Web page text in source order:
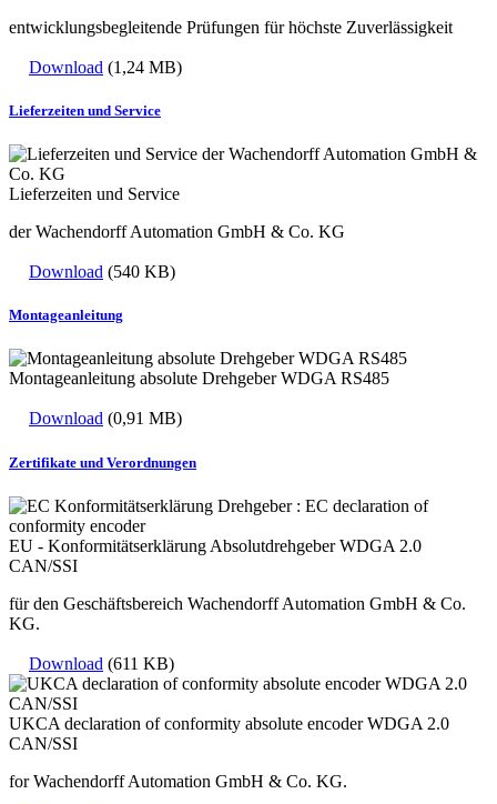
entwicklungsbegleitende Prüfungen für höchste Zuverlässigkeit
Download (1,24 MB)
Lieferzeiten und Service
Lieferzeiten und Service
der Wachendorff Automation GmbH & Co. KG
Download (540 KB)
Montageanleitung
Montageanleitung absolute Drehgeber WDGA RS485
Download (0,91 MB)
Zertifikate und Verordnungen
EU - Konformitätserklärung Absolutdrehgeber WDGA 2.0
CAN/SSI
für den Geschäftsbereich Wachendorff Automation GmbH & Co.
KG.
Download (611 KB)
UKCA declaration of conformity absolute encoder WDGA 2.0
CAN/SSI
for Wachendorff Automation GmbH & Co. KG.